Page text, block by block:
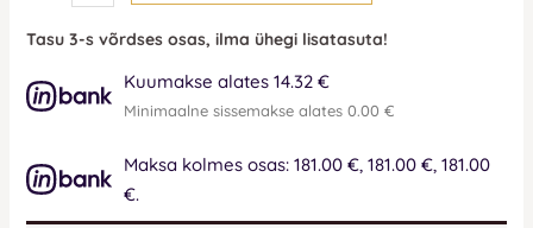
Tasu 3-s võrdses osas, ilma ühegi lisatasuta!
Kuumakse alates 14.32 €
Minimaalne sissemakse alates 0.00 €
Maksa kolmes osas: 181.00 €, 181.00 €, 181.00
€.